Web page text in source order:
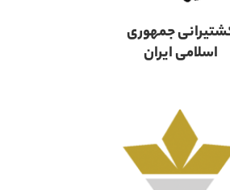
جمهوری
اسلامی ایران